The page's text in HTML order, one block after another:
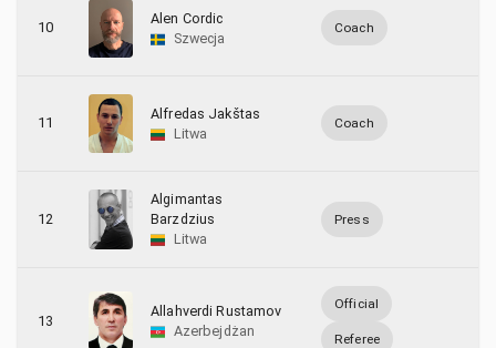
10
Alen Cordic
Szwecja
Coach
11
Alfredas Jakštas
Litwa
Coach
12
Algimantas
Barzdzius
Litwa
Press
13
Allahverdi Rustamov
Azerbejdżan
Official
Referee